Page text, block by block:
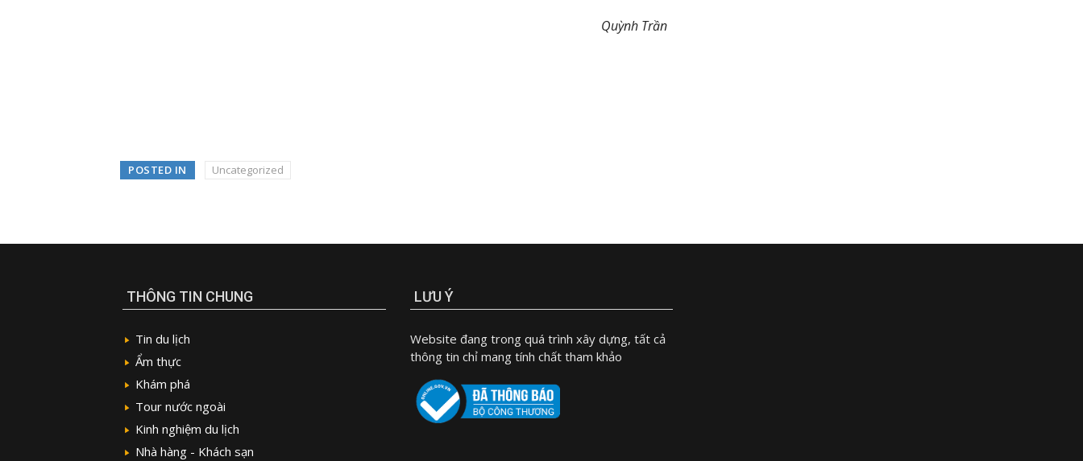
Quỳnh Trần
POSTED IN Uncategorized
THÔNG TIN CHUNG
Tin du lịch
Ẩm thực
Khám phá
Tour nước ngoài
Kinh nghiệm du lịch
Nhà hàng - Khách sạn
LƯU Ý
Website đang trong quá trình xây dựng, tất cả
thông tin chỉ mang tính chất tham khảo